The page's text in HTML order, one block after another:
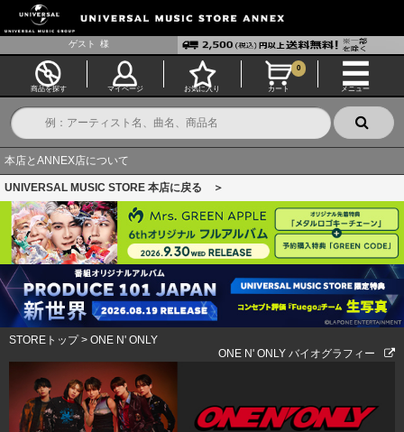
ゲスト 様
商品を探す マイページ お気に入り カート
0
メニュー
本店とANNEX店について
UNIVERSAL MUSIC STORE 本店に戻る ＞
STOREトップ> ONE N' ONLY
ONE N' ONLY バイオグラフィー